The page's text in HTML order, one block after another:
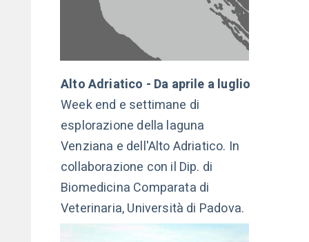
Alto Adriatico - Da aprile a luglio
Week end e settimane di
esplorazione della laguna
Venziana e dell'Alto Adriatico. In
collaborazione con il Dip. di
Biomedicina Comparata di
Veterinaria, Università di Padova.